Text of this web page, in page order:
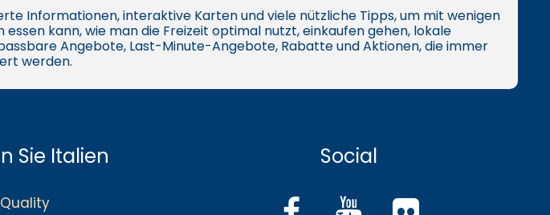
Informationen, interaktive Karten und viele nützliche Tipps, um mit wenigen
kann, wie man die Freizeit optimal nutzt, einkaufen gehen, lokale
Angebote, Last-Minute-Angebote, Rabatte und Aktionen, die immer
werden.
Sie Italien Social